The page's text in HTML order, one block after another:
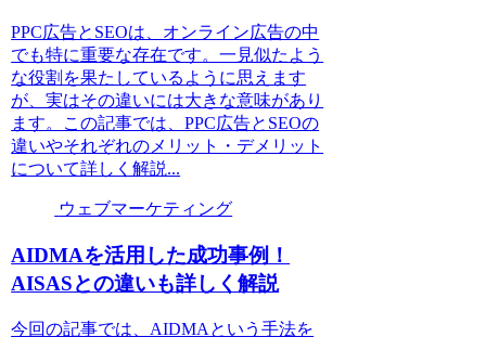
PPC広告とSEOは、オンライン広告の中
でも特に重要な存在です。一見似たよう
な役割を果たしているように思えます
が、実はその違いには大きな意味があり
ます。この記事では、PPC広告とSEOの
違いやそれぞれのメリット・デメリット
について詳しく解説...
ウェブマーケティング
AIDMAを活用した成功事例！
AISASとの違いも詳しく解説
今回の記事では、AIDMAという手法を